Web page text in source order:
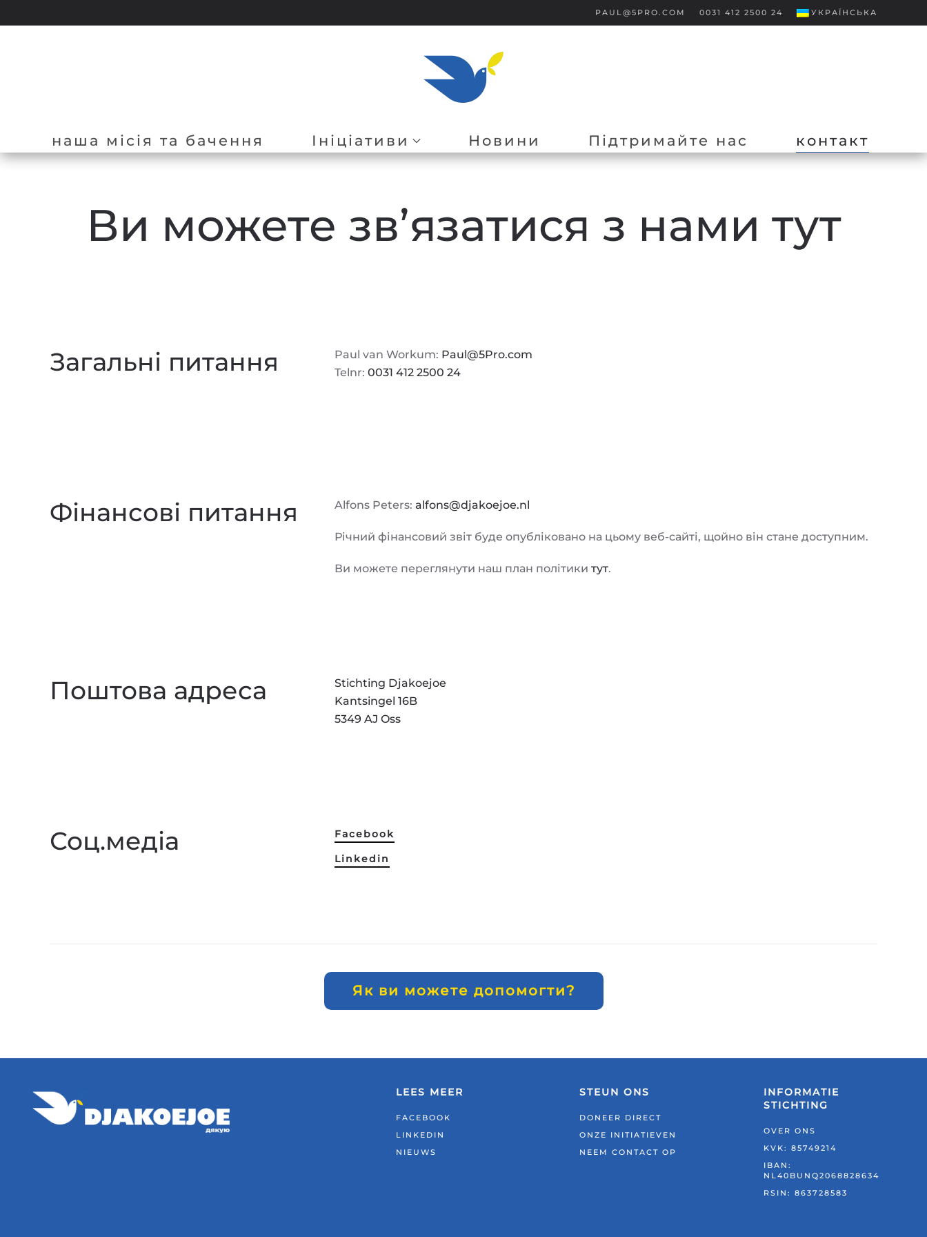
PAUL@5PRO.COM 0031 412 2500 24 УКРАЇНСЬКА
наша місія та бачення Ініціативи Новини Підтримайте нас контакт
Ви можете зв’язатися з нами тут
Загальні питання Paul van Workum: Paul@5Pro.com
Telnr:0031 412 2500 24
Фінансові питання Alfons Peters:alfons@djakoejoe.nl
Річний фінансовий звіт буде опубліковано на цьому веб-сайті, щойно він стане доступним.
Ви можете переглянути наш план політики тут.
Поштова адреса
Stichting Djakoejoe
Kantsingel 16B
5349 AJ Oss
Соц.медіа
Facebook
Linkedin
Як ви можете допомогти?
LEES MEER
FACEBOOK
LINKEDIN
NIEUWS
STEUN ONS
DONEER DIRECT
ONZE INITIATIEVEN
NEEM CONTACT OP
INFORMATIE
STICHTING
OVER ONS
KVK: 85749214
IBAN:
NL40BUNQ2068828634
RSIN:863728583